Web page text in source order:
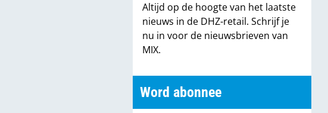
Altijd op de hoogte van het laatste
nieuws in de DHZ-retail. Schrijf je
nu in voor de nieuwsbrieven van
MIX.
Word abonnee